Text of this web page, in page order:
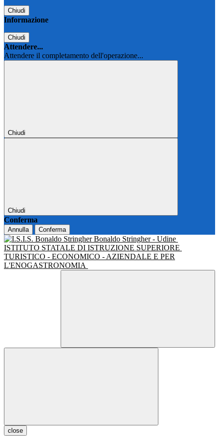
Chiudi
Informazione
Chiudi
Attendere...
Attendere il completamento dell'operazione...
Chiudi
Chiudi
Conferma
Annulla Conferma
Bonaldo Stringher - Udine
ISTITUTO STATALE DI ISTRUZIONE SUPERIORE
TURISTICO - ECONOMICO - AZIENDALE E PER
L'ENOGASTRONOMIA
close